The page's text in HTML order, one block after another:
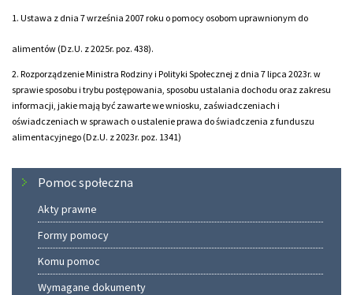
1. Ustawa z dnia 7 września 2007 roku o pomocy osobom uprawnionym do
alimentów (Dz.U. z 2025r. poz. 438).
2. Rozporządzenie Ministra Rodziny i Polityki Społecznej z dnia 7 lipca 2023r. w
sprawie sposobu i trybu postępowania, sposobu ustalania dochodu oraz zakresu
informacji, jakie mają być zawarte we wniosku, zaświadczeniach i
oświadczeniach w sprawach o ustalenie prawa do świadczenia z funduszu
alimentacyjnego (Dz.U. z 2023r. poz. 1341)
MenuPomoc społeczna
Akty prawne
Formy pomocy
Komu pomoc
Wymagane dokumenty